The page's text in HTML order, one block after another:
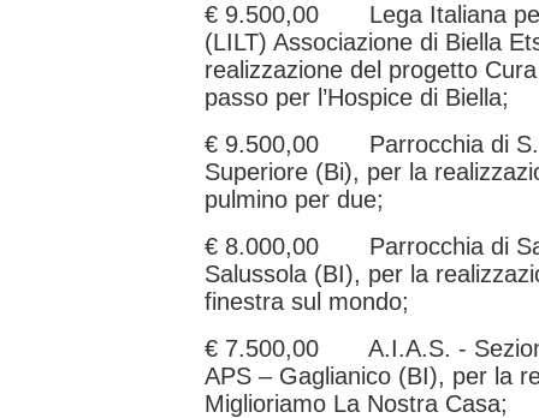
€ 9.500,00 Lega Italiana
(LILT) Associazione di Biella
realizzazione del progetto
passo per l’Hospice di Biella;
€ 9.500,00 Parrocchia di S.
Superiore (Bi), per la
pulmino per due;
€ 8.000,00 Parrocchia di
Salussola (BI), per la
finestra sul mondo;
€ 7.500,00 A.I.A.S. -
APS – Gaglianico (BI), per la
Miglioriamo La Nostra Casa;